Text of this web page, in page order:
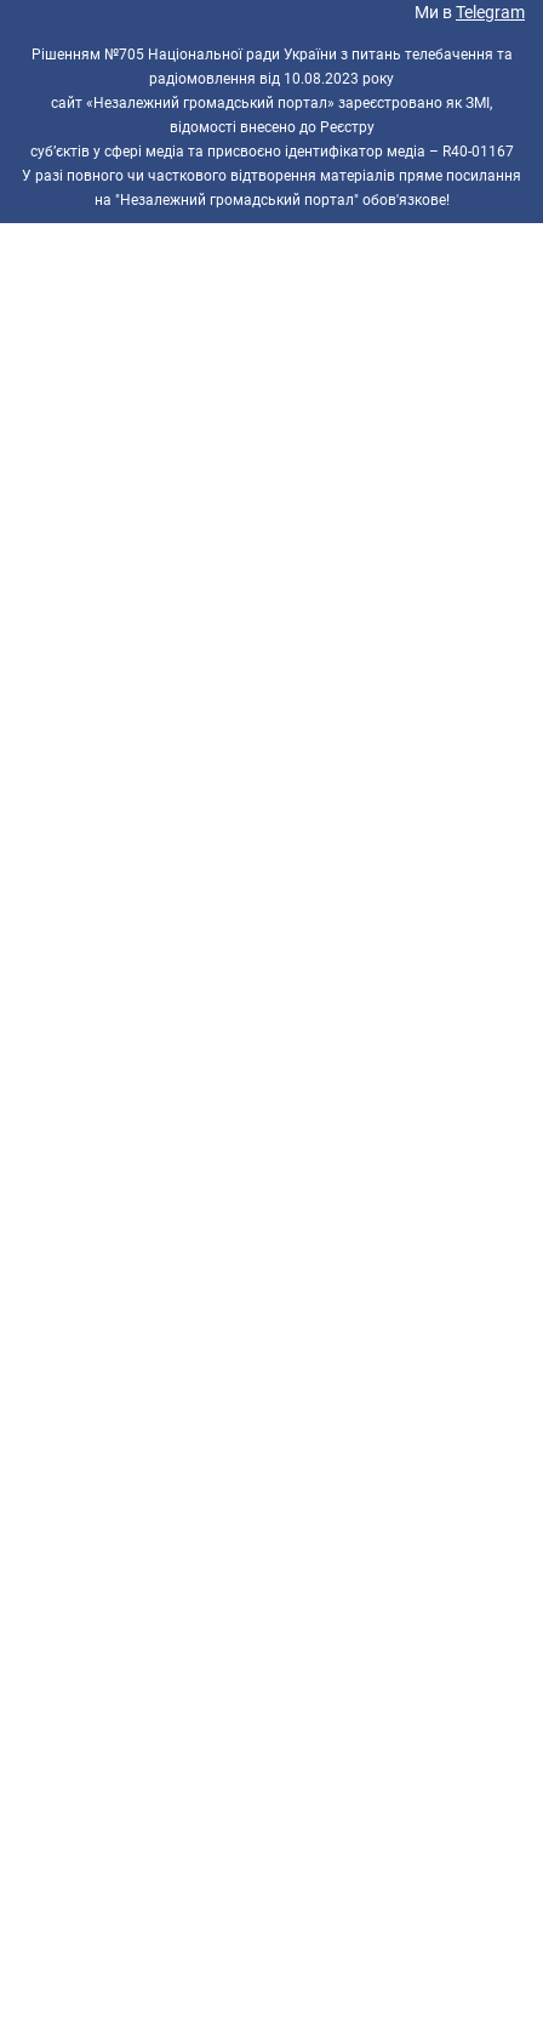
Ми вTelegram
Рішенням №705 Національної ради України з питань телебачення та
радіомовлення від 10.08.2023 року
сайт «Незалежний громадський портал» зареєстровано як ЗМІ,
відомості внесено до Реєстру
суб’єктів у сфері медіа та присвоєно ідентифікатор медіа – R40-01167
У разі повного чи часткового відтворення матеріалів пряме посилання
на "Незалежний громадський портал" обов'язкове!